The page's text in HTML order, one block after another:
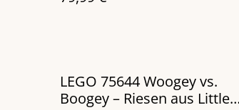
LEGO 75644 Woogey vs.
Boogey – Riesen aus Little